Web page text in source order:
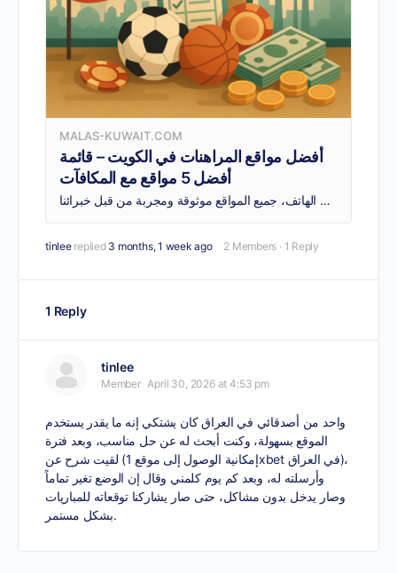
MALAS-KUWAIT.COM
أفضل مواقع المراهنات في الكويت – قائمة
أفضل 5 مواقع مع المكافآت
اكتشف قائمة أفضل مواقع المراهنات في الكويت وابدأ اللعب مباشرة عبر المتصفح أو تطبيق الهاتف، جميع المواقع موثوقة ومجربة من قبل خبرائنا.
tinlee replied 3 months, 1 week ago 2 Members · 1 Reply
1 Reply
tinlee
Member April 30, 2026 at 4:53 pm
واحد من أصدقائي في العراق كان يشتكي إنه ما يقدر يستخدم
الموقع بسهولة، وكنت أبحث له عن حل مناسب، وبعد فترة
لقيت شرح عن (
إمكانية الوصول إلى موقع 1xbet في العراق)،
وأرسلته له، وبعد كم يوم كلمني وقال إن الوضع تغير تماماً
وصار يدخل بدون مشاكل، حتى صار يشاركنا توقعاته للمباريات
بشكل مستمر.